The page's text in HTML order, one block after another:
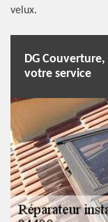
velux.
DG
votre service